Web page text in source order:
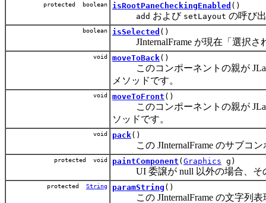
protected boolean isRootPaneCheckingEnabled ()
add および setLayout の呼び
boolean isSelected ()
JInternalFrame が現在「選択さ
void moveToBack()
このコンポーネントの親が
メソッドです。
void moveToFront ()
このコンポーネントの親が
ソッドです。
void pack()
この JInternalFrame のサブコン
protected void paintComponent ( Graphics g)
UI 委譲が null 以外の場合、そ
protected String paramString ()
この JInternalFrame の文字列表